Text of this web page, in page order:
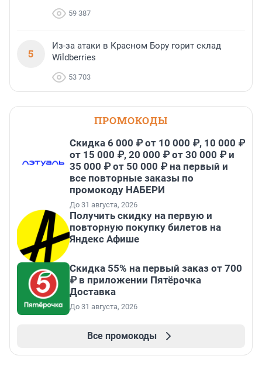
59 387
5
Из-за атаки в Красном Бору горит склад
Wildberries
53 703
ПРОМОКОДЫ
Скидка 6 000 ₽ от 10 000 ₽, 10 000 ₽
от 15 000 ₽, 20 000 ₽ от 30 000 ₽ и
35 000 ₽ от 50 000 ₽ на первый и
все повторные заказы по
промокоду НАБЕРИ
До 31 августа, 2026
Получить скидку на первую и
повторную покупку билетов на
Яндекс Афише
Скидка 55% на первый заказ от 700
₽ в приложении Пятёрочка
Доставка
До 31 августа, 2026
Все промокоды